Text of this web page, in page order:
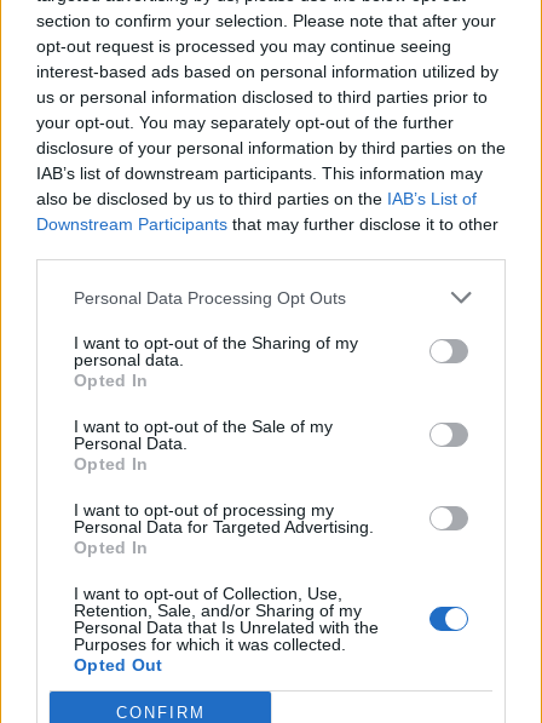
section to confirm your selection. Please note that after your
opt-out request is processed you may continue seeing
interest-based ads based on personal information utilized by
us or personal information disclosed to third parties prior to
your opt-out. You may separately opt-out of the further
disclosure of your personal information by third parties on the
IAB’s list of downstream participants. This information may
also be disclosed by us to third parties on the IAB’s List of
Downstream Participants that may further disclose it to other
Personal Data Processing Opt Outs
I want to opt-out of the Sharing of my
personal data.
Opted In
I want to opt-out of the Sale of my
Personal Data.
Opted In
I want to opt-out of processing my
Personal Data for Targeted Advertising.
Opted In
I want to opt-out of Collection, Use,
Retention, Sale, and/or Sharing of my
Personal Data that Is Unrelated with the
Purposes for which it was collected.
Opted Out
CONFIRM
KLJUČNE BESEDE Velenje goter
harmonikar
podvig
rekord Vista
Sorodno
Več iz kategorije Družba
Zavod4 in Zavod za turizem Šaleške
doline vabita na voden ogled Mornove
zijalke
8. avgust 2026
Na Koroško prihaja avtomobilski
na progah in atraktivni Car Meet
8. avgust 2026
Brezposelnost sezonsko nekoliko višja
8. avgust 2026